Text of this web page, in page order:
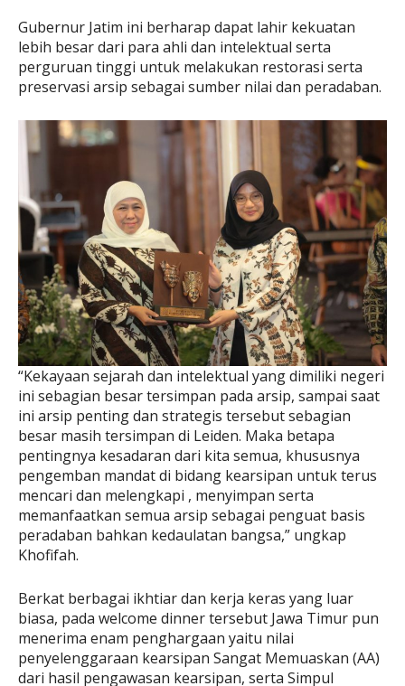
Gubernur Jatim ini berharap dapat lahir kekuatan
lebih besar dari para ahli dan intelektual serta
perguruan tinggi untuk melakukan restorasi serta
preservasi arsip sebagai sumber nilai dan peradaban.
“Kekayaan sejarah dan intelektual yang dimiliki negeri
ini sebagian besar tersimpan pada arsip, sampai saat
ini arsip penting dan strategis tersebut sebagian
besar masih tersimpan di Leiden. Maka betapa
pentingnya kesadaran dari kita semua, khususnya
pengemban mandat di bidang kearsipan untuk terus
mencari dan melengkapi , menyimpan serta
memanfaatkan semua arsip sebagai penguat basis
peradaban bahkan kedaulatan bangsa,” ungkap
Khofifah.
Berkat berbagai ikhtiar dan kerja keras yang luar
biasa, pada welcome dinner tersebut Jawa Timur pun
menerima enam penghargaan yaitu nilai
penyelenggaraan kearsipan Sangat Memuaskan (AA)
dari hasil pengawasan kearsipan, serta Simpul